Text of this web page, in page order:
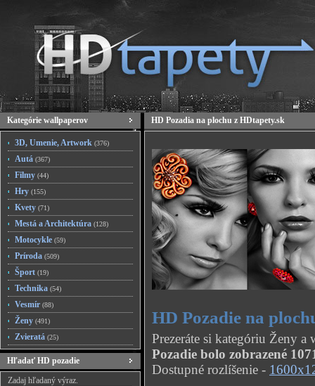
Kategórie wallpaperov
3D, Umenie, Artwork (376)
Autá (367)
Filmy (44)
Hry (155)
Kvety (71)
Mestá a Architektúra (128)
Motocykle (59)
Príroda (509)
Šport (19)
Technika (54)
Vesmír (88)
Ženy (491)
Zvieratá (25)
Hľadať HD pozadie
Zadaj hľadaný výraz.
HD Pozadia na plochu z HDtapety.sk
HD Pozadie na
Prezeráte si kategóriu Ženy a
Pozadie bolo zobrazené
Dostupné rozlíšenie -